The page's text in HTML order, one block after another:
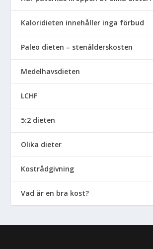
Kaloridieten innehåller inga förbud
Paleo dieten – stenålderskosten
Medelhavsdieten
LCHF
5:2 dieten
Olika dieter
Kostrådgivning
Vad är en bra kost?